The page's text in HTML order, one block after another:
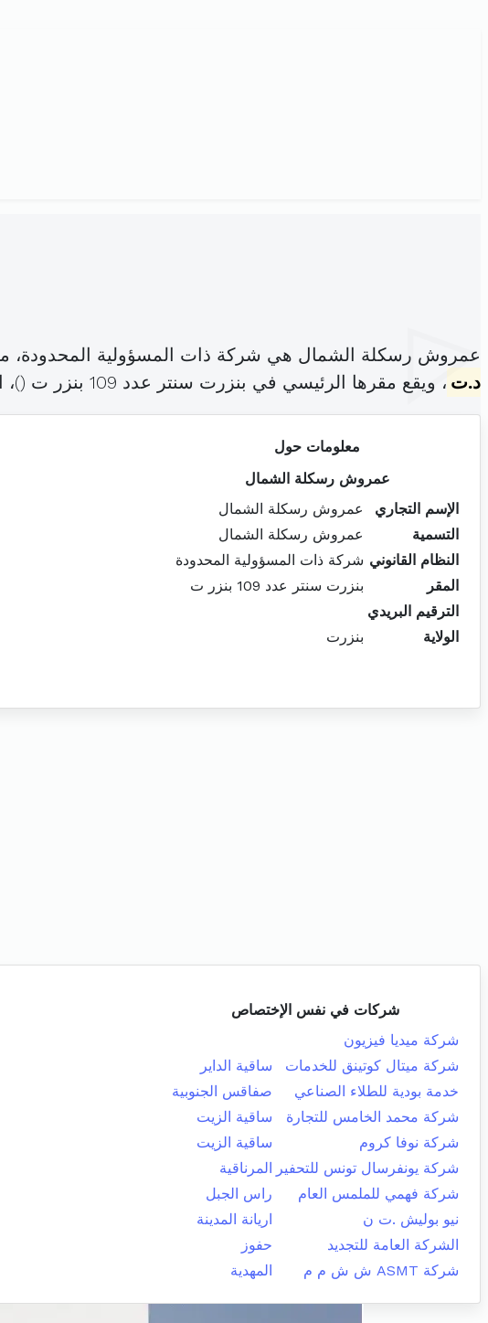
عمروش رسكلة الشمال هي شركة ذات المسؤولية المحدودة،
د.ت ، ويقع مقرها الرئيسي في بنزرت سنتر عدد 109 بنزر ت (
معلومات حول
عمروش رسكلة الشمال
الإسم التجاري
عمروش رسكلة الشمال
التسمية
عمروش رسكلة الشمال
النظام القانوني شركة ذات المسؤولية المحدودة
المقر
بنزرت سنتر عدد 109 بنزر ت
الترقيم البريدي
الولاية
بنزرت
شركات في نفس الإختصاص
شركة ميديا فيزيون
شركة ميتال كوتينق للخدمات
ساقية الداير
خدمة بودية للطلاء الصناعي
صفاقس الجنوبية
شركة محمد الخامس للتجارة
ساقية الزيت
شركة نوفا كروم
ساقية الزيت
شركة يونفرسال تونس للتحفير
المرناقية
شركة فهمي للملمس العام
راس الجبل
نيو بوليش .ت ن
اريانة المدينة
الشركة العامة للتجديد
حفوز
شركة ASMT ش ش م م
المهدية